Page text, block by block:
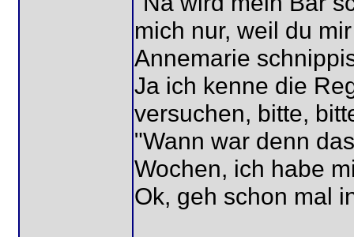
mich nur, weil du
Annemarie
Ja ich kenne die
versuchen, bitte,
"Wann war denn
Wochen, ich habe
Ok, geh schon mal